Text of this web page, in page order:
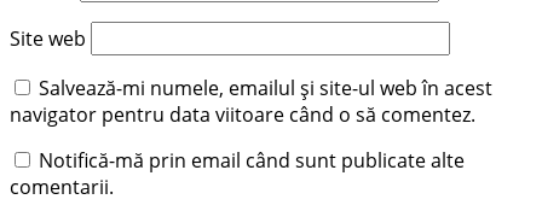
Site web
Salvează-mi numele, emailul și site-ul web în acest
navigator pentru data viitoare când o să comentez.
Notifică-mă prin email când sunt publicate alte
comentarii.